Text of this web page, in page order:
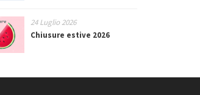
24 Luglio 2026
Chiusure estive 2026